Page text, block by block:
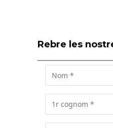
Rebre les